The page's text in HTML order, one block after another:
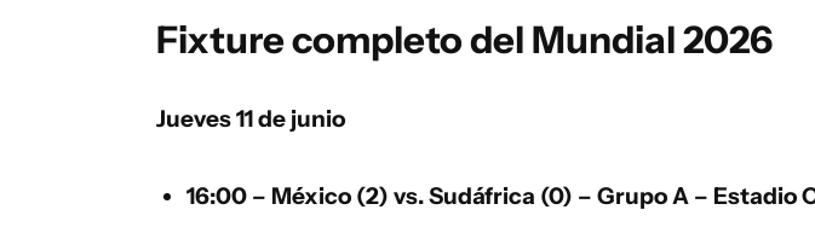
Fixture completo del Mundial 2026
Jueves 11 de junio
16:00 – México (2) vs. Sudáfrica (0) – Grupo A – Estadio